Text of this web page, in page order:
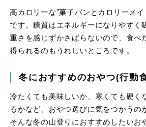
高カロリーな”菓子パンとカロリーメ
です。糖質はエネルギーになりやすく
重さを感じずかさばらないので、食べ
得られるのもうれしいところです。
冬におすすめのおやつ(行動
冷たくても美味しいか、寒くても硬く
るかなど、おやつ選びに気をつかうの
そんな冬の山登りにおすすめしたいお